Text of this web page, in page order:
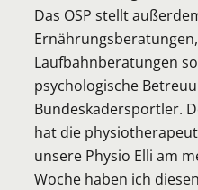
Das OSP stellt
Laufbahnberatungen
psychologische
Bundeskadersportler.
hat die
unsere Physio Elli am
Woche haben ich